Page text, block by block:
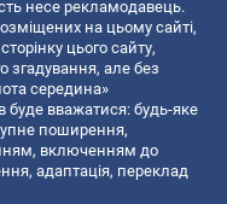
несе рекламодавець.
на цьому сайті,
цього сайту,
згадування, але без
середина»
буде вважатися: будь-яке
поширення,
включенням до
адаптація, переклад